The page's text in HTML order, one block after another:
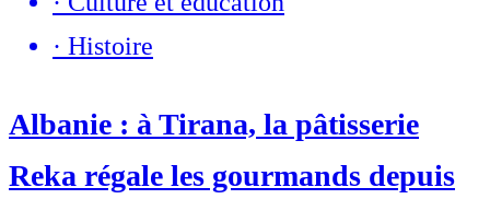
· Histoire
Albanie : à Tirana, la pâtisserie
Reka régale les gourmands depuis